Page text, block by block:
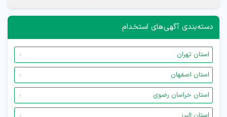
دسته‌بندی آگهی‌های استخدام
استان تهران
استان اصفهان
استان خراسان رضوی